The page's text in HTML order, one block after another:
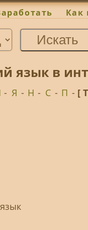
Как
язык в
- Я - Н - С - П - [